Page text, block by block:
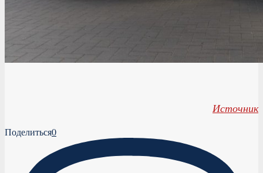
Источник
Поделиться0